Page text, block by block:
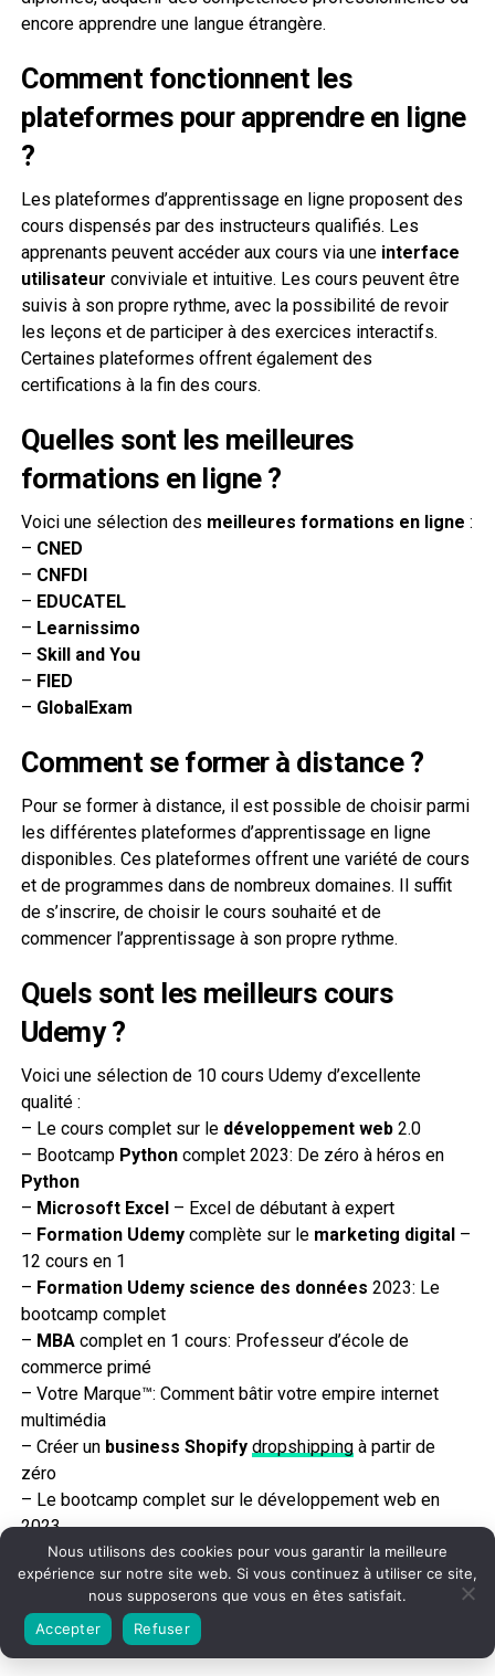
encore apprendre une langue étrangère.
Comment fonctionnent les
plateformes pour apprendre en ligne
?
Les plateformes d’apprentissage en ligne proposent des
cours dispensés par des instructeurs qualifiés. Les
apprenants peuvent accéder aux cours via une interface
utilisateur conviviale et intuitive. Les cours peuvent être
suivis à son propre rythme, avec la possibilité de revoir
les leçons et de participer à des exercices interactifs.
Certaines plateformes offrent également des
certifications à la fin des cours.
Quelles sont les meilleures
formations en ligne ?
Voici une sélection des meilleures formations en ligne :
– CNED
– CNFDI
– EDUCATEL
– Learnissimo
– Skill and You
– FIED
– GlobalExam
Comment se former à distance ?
Pour se former à distance, il est possible de choisir parmi
les différentes plateformes d’apprentissage en ligne
disponibles. Ces plateformes offrent une variété de cours
et de programmes dans de nombreux domaines. Il suffit
de s’inscrire, de choisir le cours souhaité et de
commencer l’apprentissage à son propre rythme.
Quels sont les meilleurs cours
Udemy ?
Voici une sélection de 10 cours Udemy d’excellente
qualité :
– Le cours complet sur le développement web2.0
– Bootcamp Pythoncomplet 2023: De zéro à héros en
Python
– Microsoft Excel – Excel de débutant à expert
– Formation Udemycomplète sur le marketing digital –
12 cours en 1
– Formation Udemy science des données 2023: Le
bootcamp complet
– MBAcomplet en 1 cours: Professeur d’école de
commerce primé
– Votre Marque™: Comment bâtir votre empire internet
multimédia
– Créer un business Shopify dropshippingà partir de
zéro
– Le bootcamp complet sur le développement web en
2023
– Bootcamp dedesign graphique: Photoshop, Illustrator,
InDesign
Liens sources
Nous utilisons des cookies pour vous garantir la meilleure
expérience sur notre site web. Si vous continuez à utiliser ce site,
nous supposerons que vous en êtes satisfait.
Accepter
Refuser